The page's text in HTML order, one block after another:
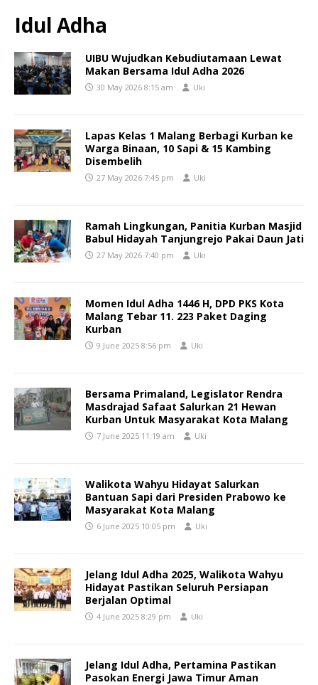
Idul Adha
UIBU Wujudkan Kebudiutamaan Lewat
Makan Bersama Idul Adha 2026
30 May 2026 8:15 am Uki
Lapas Kelas 1 Malang Berbagi Kurban ke
Warga Binaan, 10 Sapi & 15 Kambing
Disembelih
27 May 2026 7:45 pm Uki
Ramah Lingkungan, Panitia Kurban Masjid
Babul Hidayah Tanjungrejo Pakai Daun Jati
27 May 2026 7:40 pm Uki
Momen Idul Adha 1446 H, DPD PKS Kota
Malang Tebar 11. 223 Paket Daging
Kurban
9 June 2025 8:56 pm Uki
Bersama Primaland, Legislator Rendra
Masdrajad Safaat Salurkan 21 Hewan
Kurban Untuk Masyarakat Kota Malang
7 June 2025 11:19 am Uki
Walikota Wahyu Hidayat Salurkan
Bantuan Sapi dari Presiden Prabowo ke
Masyarakat Kota Malang
6 June 2025 10:05 pm Uki
Jelang Idul Adha 2025, Walikota Wahyu
Hidayat Pastikan Seluruh Persiapan
Berjalan Optimal
4 June 2025 8:29 pm Uki
Jelang Idul Adha, Pertamina Pastikan
Pasokan Energi Jawa Timur Aman